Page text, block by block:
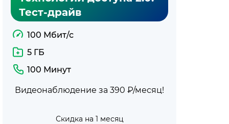
Тест-драйв
100 Мбит/с
5 ГБ
100 Минут
Видеонаблюдение за 390 ₽/месяц!
Скидка на 1 месяц